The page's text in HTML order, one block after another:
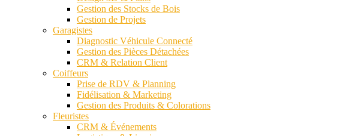
Gestion des Stocks de Bois
Gestion de Projets
Garagistes
Diagnostic Véhicule Connecté
Gestion des Pièces Détachées
CRM & Relation Client
Coiffeurs
Prise de RDV & Planning
Fidélisation & Marketing
Gestion des Produits & Colorations
Fleuristes
CRM & Événements